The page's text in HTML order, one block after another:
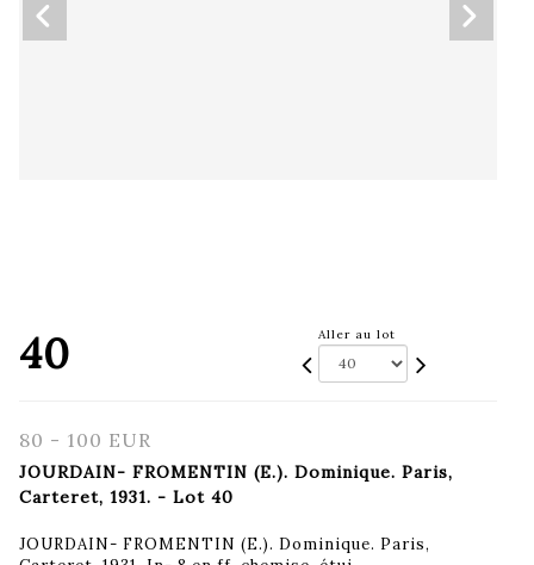
40 Aller au lot
80 - 100 EUR
JOURDAIN- FROMENTIN (E.). Dominique. Paris,
Carteret, 1931. - Lot 40
JOURDAIN- FROMENTIN (E.). Dominique. Paris,